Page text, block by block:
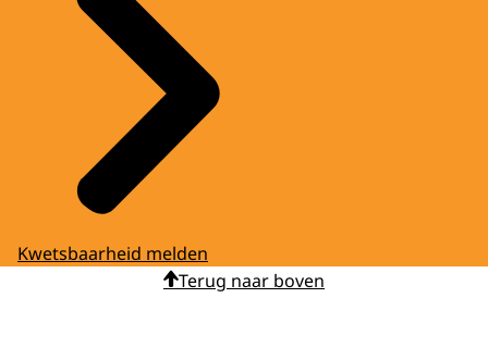
Kwetsbaarheid melden
Terug naar boven